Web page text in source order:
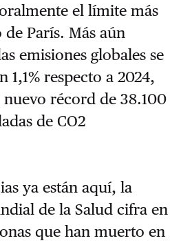
el límite más
París. Más aún
emisiones globales se
respecto a 2024,
récord de 38.100
de CO2
ya están aquí, la
de la Salud cifra en
que han muerto en